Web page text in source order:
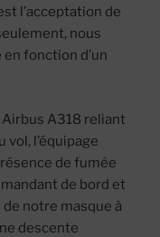
l’acceptation de
nous
fonction d’un
Airbus A318 reliant
vol, l’équipage
de fumée
de bord et
notre masque à
descente